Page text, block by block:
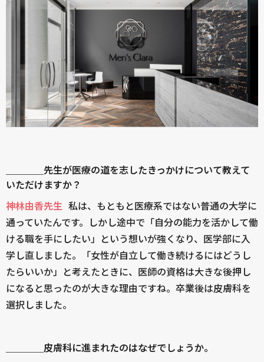
＿＿＿＿先生が医療の道を志したきっかけについて教えて
いただけますか？
神林由香先生 私は、もともと医療系ではない普通の大学に
通っていたんです。しかし途中で「自分の能力を活かして働
ける職を手にしたい」という想いが強くなり、医学部に入
学し直しました。「女性が自立して働き続けるにはどうし
たらいいか」と考えたときに、医師の資格は大きな後押し
になると思ったのが大きな理由ですね。卒業後は皮膚科を
選択しました。
＿＿＿＿皮膚科に進まれたのはなぜでしょうか。